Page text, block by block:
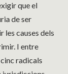
que el
de ser
les causes dels
I entre
radicals